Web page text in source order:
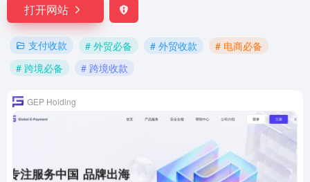
打开网站
支付收款 # 外贸必备 # 外贸收款
# 电商必备
# 跨境必备
# 跨境收款
GEP Holding